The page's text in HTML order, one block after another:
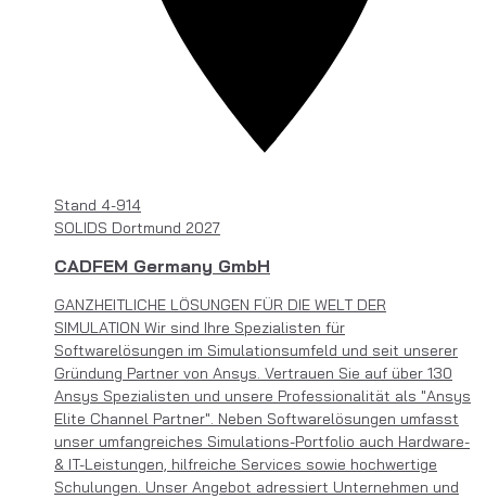
Stand 4-914
SOLIDS Dortmund 2027
CADFEM Germany GmbH
GANZHEITLICHE LÖSUNGEN FÜR DIE WELT DER
SIMULATION Wir sind Ihre Spezialisten für
Softwarelösungen im Simulationsumfeld und seit unserer
Gründung Partner von Ansys. Vertrauen Sie auf über 130
Ansys Spezialisten und unsere Professionalität als "Ansys
Elite Channel Partner". Neben Softwarelösungen umfasst
unser umfangreiches Simulations-Portfolio auch Hardware-
& IT-Leistungen, hilfreiche Services sowie hochwertige
Schulungen. Unser Angebot adressiert Unternehmen und